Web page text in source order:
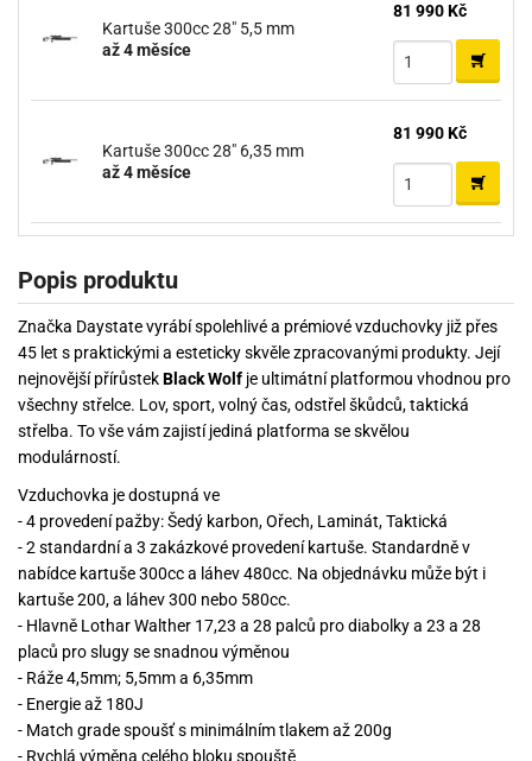
Kartuše 300cc 28" 5,5 mm
až 4 měsíce
81 990 Kč
Kartuše 300cc 28" 6,35 mm
až 4 měsíce
81 990 Kč
Popis produktu
Značka Daystate vyrábí spolehlivé a prémiové vzduchovky již přes
45 let s praktickými a esteticky skvěle zpracovanými produkty. Její
nejnovější přírůstekBlack Wolf je ultimátní platformou vhodnou pro
všechny střelce. Lov, sport, volný čas, odstřel škůdců, taktická
střelba. To vše vám zajistí jediná platforma se skvělou
modulárností.
Vzduchovka je dostupná ve
- 4 provedení pažby: Šedý karbon, Ořech, Laminát, Taktická
- 2 standardní a 3 zakázkové provedení kartuše. Standardně v
nabídce kartuše 300cc a láhev 480cc. Na objednávku může být i
kartuše 200, a láhev 300 nebo 580cc.
- Hlavně Lothar Walther 17,23 a 28 palců pro diabolky a 23 a 28
placů pro slugy se snadnou výměnou
- Ráže 4,5mm; 5,5mm a 6,35mm
- Energie až 180J
- Match grade spoušť s minimálním tlakem až 200g
- Rychlá výměna celého bloku spouště